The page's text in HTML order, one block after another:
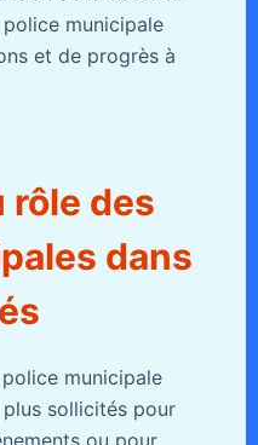
police municipale
et de progrès à
rôle des
dans
police municipale
sollicités pour